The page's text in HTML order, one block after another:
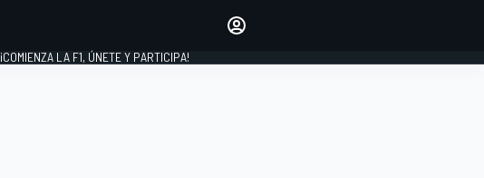
INICIAR SESIÓN
¡COMIENZA LA F1, ÚNETE Y PARTICIPA!